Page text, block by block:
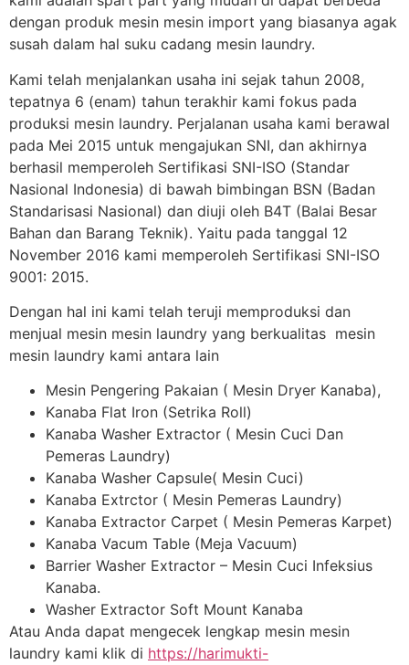
dengan produk mesin mesin import yang biasanya agak
susah dalam hal suku cadang mesin laundry.
Kami telah menjalankan usaha ini sejak tahun 2008,
tepatnya 6 (enam) tahun terakhir kami fokus pada
produksi mesin laundry. Perjalanan usaha kami berawal
pada Mei 2015 untuk mengajukan SNI, dan akhirnya
berhasil memperoleh Sertifikasi SNI-ISO (Standar
Nasional Indonesia) di bawah bimbingan BSN (Badan
Standarisasi Nasional) dan diuji oleh B4T (Balai Besar
Bahan dan Barang Teknik). Yaitu pada tanggal 12
November 2016 kami memperoleh Sertifikasi SNI-ISO
9001: 2015.
Dengan hal ini kami telah teruji memproduksi dan
menjual mesin mesin laundry yang berkualitas mesin
mesin laundry kami antara lain
Mesin Pengering Pakaian ( Mesin Dryer Kanaba),
Kanaba Flat Iron (Setrika Roll)
Kanaba Washer Extractor ( Mesin Cuci Dan
Pemeras Laundry)
Kanaba Washer Capsule( Mesin Cuci)
Kanaba Extrctor ( Mesin Pemeras Laundry)
Kanaba Extractor Carpet ( Mesin Pemeras Karpet)
Kanaba Vacum Table (Meja Vacuum)
Barrier Washer Extractor – Mesin Cuci Infeksius
Kanaba.
Washer Extractor Soft Mount Kanaba
Atau Anda dapat mengecek lengkap mesin mesin
laundry kami klik di https://harimukti-